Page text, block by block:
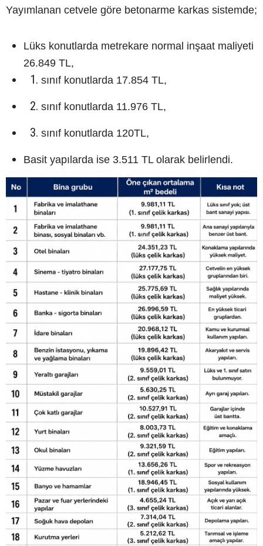
Yayımlanan cetvele göre betonarme karkas sistemde;
Lüks konutlarda metrekare normal inşaat maliyeti
26.849 TL,
sınıf konutlarda 17.854 TL,
sınıf konutlarda 11.976 TL,
sınıf konutlarda 120TL,
Basit yapılarda ise 3.511 TL olarak belirlendi.